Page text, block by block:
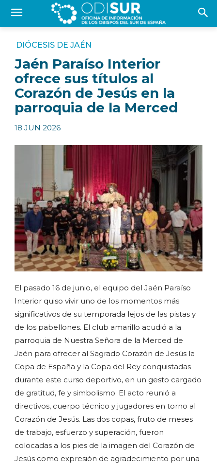
DIÓCESIS DE JAÉN
Jaén Paraíso Interior
ofrece sus títulos al
Corazón de Jesús en la
parroquia de la Merced
18 JUN 2026
El pasado 16 de junio, el equipo del Jaén Paraíso
Interior quiso vivir uno de los momentos más
significativos de su temporada lejos de las pistas y
de los pabellones. El club amarillo acudió a la
parroquia de Nuestra Señora de la Merced de
Jaén para ofrecer al Sagrado Corazón de Jesús la
Copa de España y la Copa del Rey conquistadas
durante este curso deportivo, en un gesto cargado
de gratitud, fe y simbolismo. El acto reunió a
directivos, cuerpo técnico y jugadores en torno al
Corazón de Jesús. Las dos copas, fruto de meses
de trabajo, esfuerzo y superación, fueron
colocadas a los pies de la imagen del Corazón de
Jesús como expresión de agradecimiento por una